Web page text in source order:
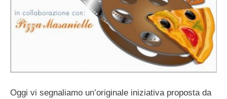
Oggi vi segnaliamo un’originale iniziativa proposta da